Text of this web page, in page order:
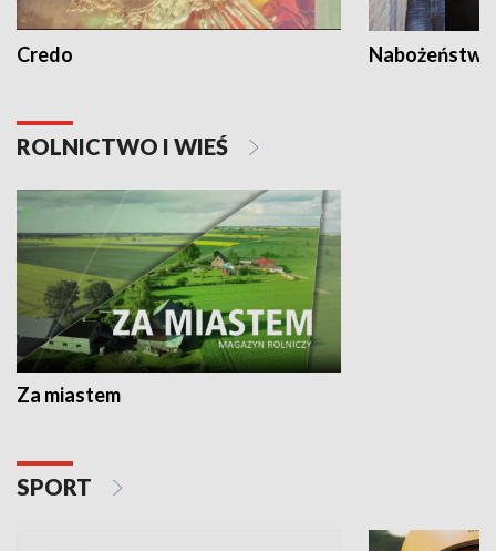
Credo
ROLNICTWO I WIEŚ
Za miastem
SPORT